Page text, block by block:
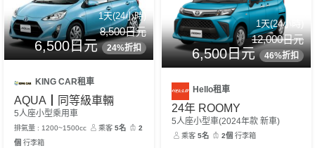
1天(24小時)
8,500日元
6,500日元 24%折扣
KING CAR租車
AQUA┃同等級車輛
5人座小型乘用車
排氣量 : 1200~1500cc 乘客5名
2
個 行李箱
1天(24小時)
12,000日元
6,500日元 46%折扣
Hello租車
24年 ROOMY
5人座小型車(2024年款 新車)
乘客5名 2個 行李箱